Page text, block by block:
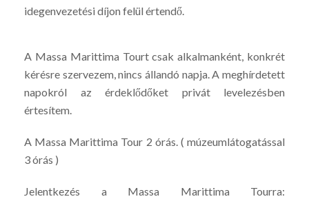
idegenvezetési díjon felül értendő.
A Massa Marittima Tourt csak alkalmanként, konkrét
kérésre szervezem, nincs állandó napja. A meghírdetett
napokról az érdeklődőket privát levelezésben
értesítem.
A Massa Marittima Tour 2 órás. ( múzeumlátogatással
3 órás )
Jelentkezés a Massa Marittima Tourra: